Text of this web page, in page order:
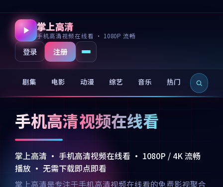
掌上高清
手机高清视频在线看 · 1080P 流畅
登录 注册
剧集 电影 动漫 综艺 音乐 热门 新片
手机高清视频在线看
掌上高清 · 手机高清视频在线看 · 1080P / 4K 流畅
播放 · 无需下载即点即看
掌上高清是专注于手机高清视频在线看的免费影视聚合